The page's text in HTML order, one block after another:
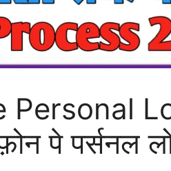
Personal
पे पर्सनल